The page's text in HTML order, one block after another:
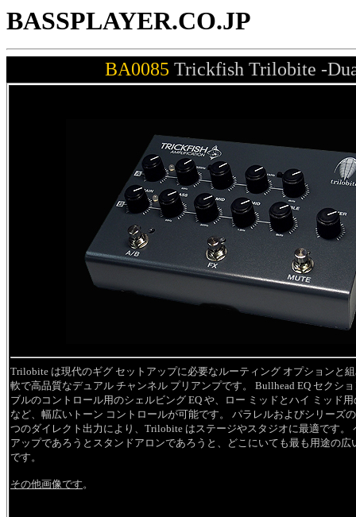
BASSPLAYER.CO.JP
BA0085 Trickfish Trilobite -
Trilobite は現代のギグ セットアップに必要なルーティング オプションと
軟で高品質なデュアル チャンネル プリアンプです。 Bullhead EQ セクシ
ブルのコントロール用のシェルビング EQ や、ロー ミッドとハイ ミッド
など、幅広いトーン コントロールが可能です。 パラレルおよびシリーズ
つのダイレクト出力により、Trilobite はステージやスタジオに最適です。
アップであろうとスタンドアロンであろうと、どこにいても最も用途の広
です。
その他画像です。